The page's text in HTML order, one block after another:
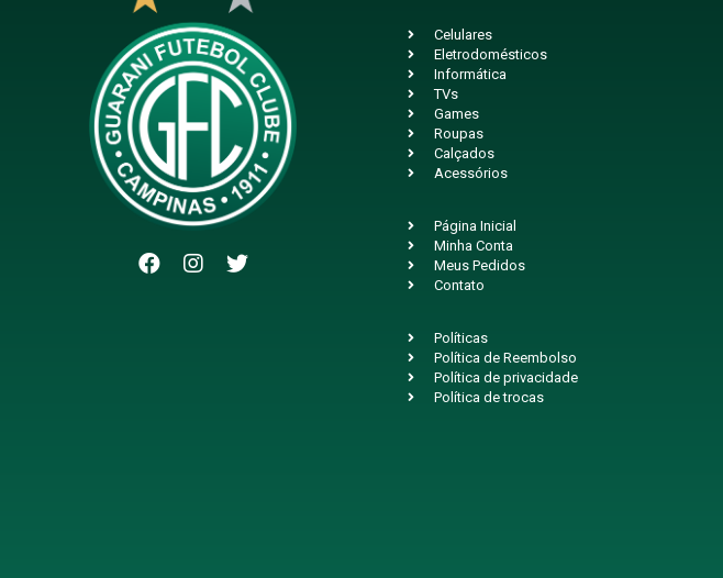
Celulares
Eletrodomésticos
Informática
TVs
Games
Roupas
Calçados
Acessórios
Página Inicial
Minha Conta
Meus Pedidos
Contato
Políticas
Política de Reembolso
Política de privacidade
Política de trocas